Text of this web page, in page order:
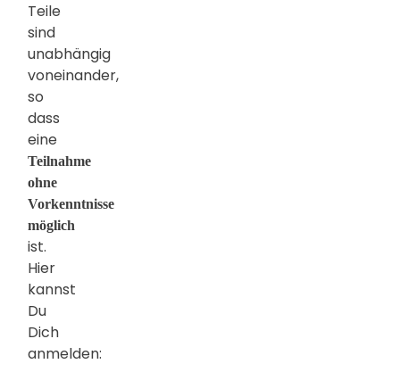
Teile
sind
unabhängig
voneinander,
so
dass
eine
Teilnahme
ohne
Vorkenntnisse
möglich
ist.
Hier
kannst
Du
Dich
anmelden: